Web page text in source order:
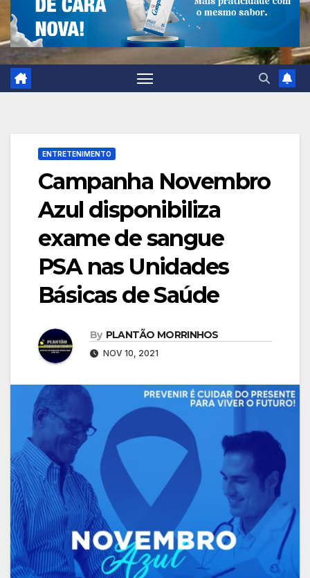
ENTRETENIMENTO
Campanha Novembro
Azul disponibiliza
exame de sangue
PSA nas Unidades
Básicas de Saúde
By PLANTÃO MORRINHOS
NOV 10, 2021